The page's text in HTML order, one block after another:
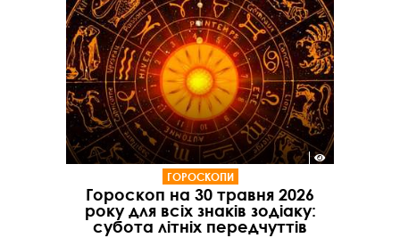
ГОРОСКОПИ
Гороскоп на 30 травня 2026
року для всіх знаків зодіаку:
субота літніх передчуттів